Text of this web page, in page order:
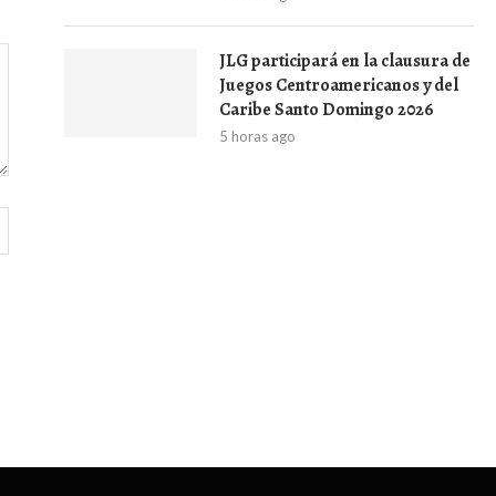
JLG participará en la clausura de
Juegos Centroamericanos y del
Caribe Santo Domingo 2026
5 horas ago